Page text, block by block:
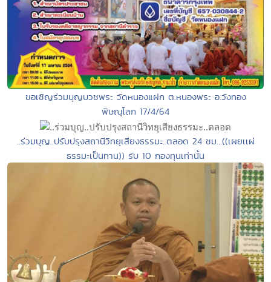
ขอเชิญร่วมบุญบวชพระ วัดหนองแฝก ต.หนองพระ อ.วังทอง
พิษณุโลก 17/4/64
..ร่วมบุญ..ปรับปรุงสถานีวิทยุเสียงธรรมะ..ตลอด 24 ชม...((เผยเเผ่
ธรรมะเป็นทาน)) รับ 10 กองทุนเท่านั้น